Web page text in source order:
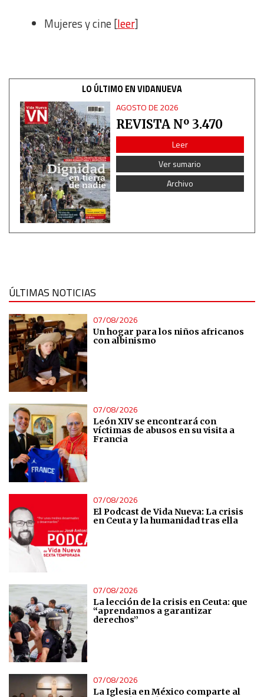
Mujeres y cine [leer]
LO ÚLTIMO EN VIDANUEVA
AGOSTO DE 2026
REVISTA Nº 3.470
Leer
Ver sumario
Archivo
ÚLTIMAS NOTICIAS
07/08/2026
Un hogar para los niños africanos
con albinismo
07/08/2026
León XIV se encontrará con
víctimas de abusos en su visita a
Francia
07/08/2026
El Podcast de Vida Nueva: La crisis
en Ceuta y la humanidad tras ella
07/08/2026
La lección de la crisis en Ceuta: que
“aprendamos a garantizar
derechos”
07/08/2026
La Iglesia en México comparte al